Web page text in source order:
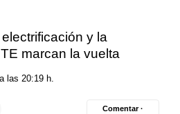
y la
marcan la vuelta
las 20:19 h.
Comentar ·